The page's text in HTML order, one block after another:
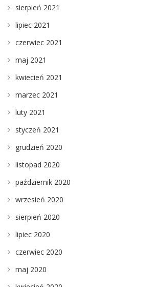
sierpień 2021
lipiec 2021
czerwiec 2021
maj 2021
kwiecień 2021
marzec 2021
luty 2021
styczeń 2021
grudzień 2020
listopad 2020
październik 2020
wrzesień 2020
sierpień 2020
lipiec 2020
czerwiec 2020
maj 2020